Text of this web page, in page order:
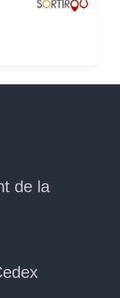
de la